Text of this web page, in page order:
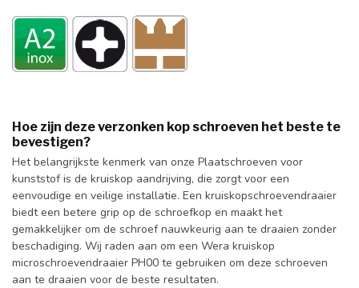
Hoe zijn deze verzonken kop schroeven het beste te
bevestigen?
Het belangrijkste kenmerk van onze Plaatschroeven voor
kunststof is de kruiskop aandrijving, die zorgt voor een
eenvoudige en veilige installatie. Een kruiskopschroevendraaier
biedt een betere grip op de schroefkop en maakt het
gemakkelijker om de schroef nauwkeurig aan te draaien zonder
beschadiging. Wij raden aan om een Wera kruiskop
microschroevendraaier PH00 te gebruiken om deze schroeven
aan te draaien voor de beste resultaten.